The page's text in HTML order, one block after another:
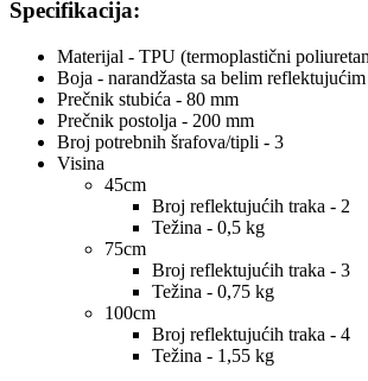
Specifikacija:
Materijal - TPU (termoplastični
Boja - narandžasta sa belim reflektujućim
Prečnik stubića - 80 mm
Prečnik postolja - 200 mm
Broj potrebnih šrafova/tipli - 3
Visina
45cm
Broj reflektujućih traka - 2
Težina - 0,5 kg
75cm
Broj reflektujućih traka - 3
Težina - 0,75 kg
100cm
Broj reflektujućih traka - 4
Težina - 1,55 kg